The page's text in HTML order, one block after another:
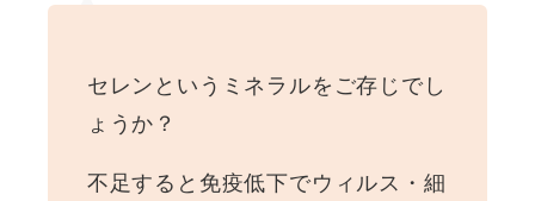
セレンというミネラルをご存じでし
ょうか？
不足すると免疫低下でウィルス・細